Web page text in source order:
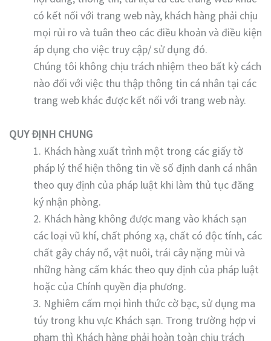
có kết nối với trang web này, khách hàng phải chịu
mọi rủi ro và tuân theo các điều khoản và điều kiện
áp dụng cho việc truy cập/ sử dụng đó.
Chúng tôi không chịu trách nhiệm theo bất kỳ cách
nào đối với việc thu thập thông tin cá nhân tại các
trang web khác được kết nối với trang web này.
QUY ĐỊNH CHUNG
1. Khách hàng xuất trình một trong các giấy tờ
pháp lý thể hiện thông tin về số định danh cá nhân
theo quy định của pháp luật khi làm thủ tục đăng
ký nhận phòng.
2. Khách hàng không được mang vào khách sạn
các loại vũ khí, chất phóng xạ, chất có độc tính, các
chất gây cháy nổ, vật nuôi, trái cây nặng mùi và
những hàng cấm khác theo quy định của pháp luật
hoặc của Chính quyền địa phương.
3. Nghiêm cấm mọi hình thức cờ bạc, sử dụng ma
túy trong khu vực Khách sạn. Trong trường hợp vi
phạm thì Khách hàng phải hoàn toàn chịu trách